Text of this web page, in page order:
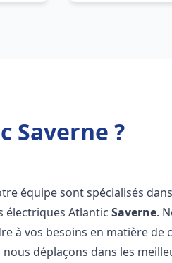
Saverne ?
équipe sont spécialisés
électriques AtlanticSaverne.
à vos besoins en matière de
déplaçons dans les